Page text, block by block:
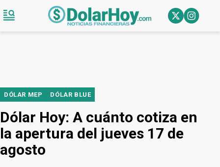
DÓLAR MEP DÓLAR BLUE
Dólar Hoy: A cuánto cotiza en
la apertura del jueves 17 de
agosto